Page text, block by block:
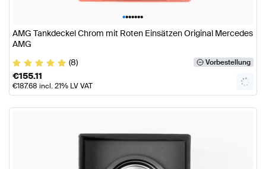
•••••••
AMG Tankdeckel Chrom mit Roten Einsätzen Original Mercedes
AMG
(8)
Vorbestellung
€155.11
€187.68 incl. 21% LV VAT